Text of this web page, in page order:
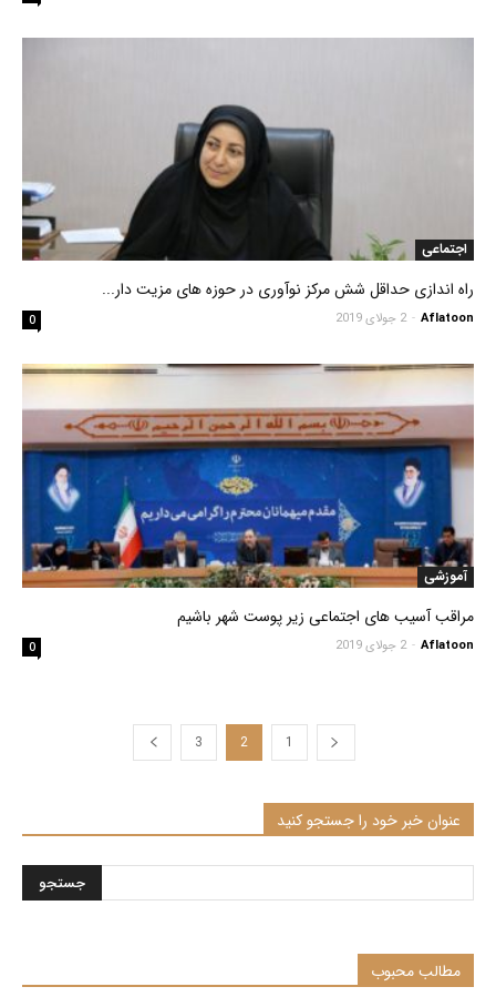
اجتماعی
راه اندازی حداقل ‌شش مرکز نوآوری در حوزه های مزیت دار...
Aflatoon
- 2 جولای 2019 0
آموزشی
مراقب آسیب های اجتماعی زیر پوست شهر باشیم
Aflatoon
- 2 جولای 2019 0
1
2
3
عنوان خبر خود را جستجو کنید
مطالب محبوب